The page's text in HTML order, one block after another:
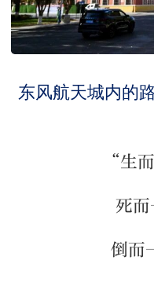
东风航天城内的
“生
死
倒而